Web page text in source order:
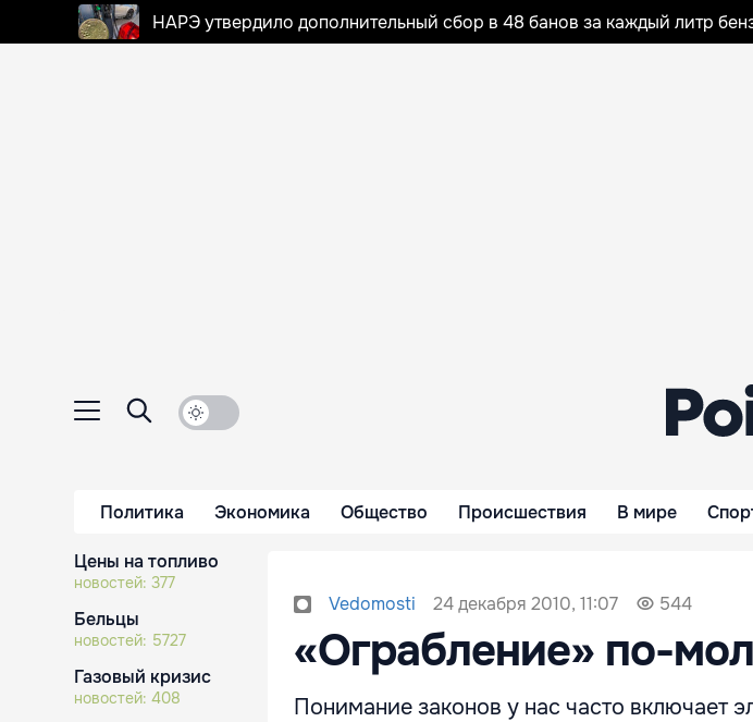
НАРЭ утвердило дополнительный сбор в 48 банов за каждый литр
Политика Экономика Общество Происшествия В мире
Цены на топливо
новостей: 377
Бельцы
новостей: 5727
Газовый кризис
новостей: 408
Vedomosti 24 декабря 2010, 11:07 544
«Ограбление» по-
Понимание законов у нас часто включает